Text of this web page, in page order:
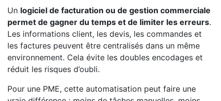
Un logiciel de facturation ou de gestion commerciale
permet de gagner du temps et de limiter les erreurs.
Les informations client, les devis, les commandes et
les factures peuvent être centralisés dans un même
environnement. Cela évite les doubles encodages et
réduit les risques d’oubli.
Pour une PME, cette automatisation peut faire une